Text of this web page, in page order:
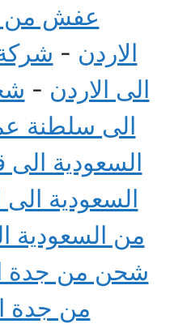
عفش من
الاردن -
الى الاردن -
الى سلطنة
السعودية الى
السعودية
من السعودية
شحن من جدة
من جدة